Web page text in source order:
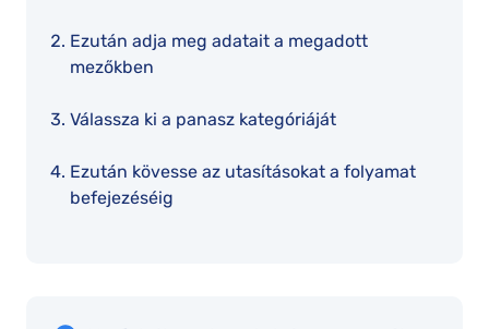
Ezután adja meg adatait a megadott
mezőkben
Válassza ki a panasz kategóriáját
Ezután kövesse az utasításokat a folyamat
befejezéséig